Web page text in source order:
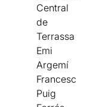
Central
de
Terrassa
Emi
Argemí
Francesc
Puig